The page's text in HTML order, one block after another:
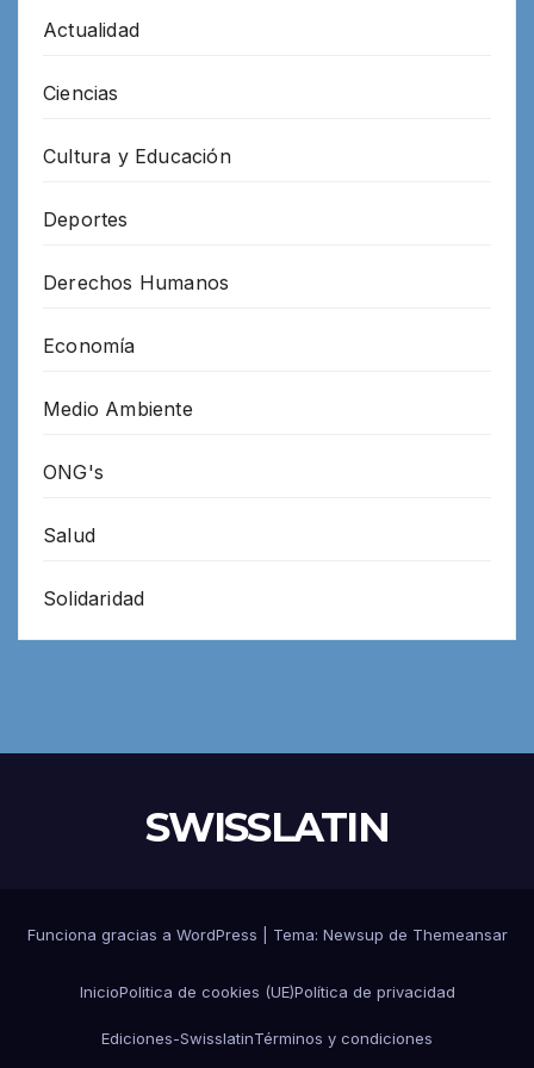
Actualidad
Ciencias
Cultura y Educación
Deportes
Derechos Humanos
Economía
Medio Ambiente
ONG's
Salud
Solidaridad
SWISSLATIN
Funciona gracias a WordPress Tema: Newsup de Themeansar
InicioPolitica de cookies (UE)Política de privacidad
Ediciones-SwisslatinTérminos y condiciones